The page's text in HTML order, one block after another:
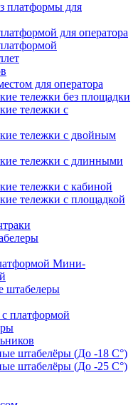
платформы для
для оператора
для оператора
тележки без площадки
тележки с
тележки с двойным
тележки с длинными
тележки с кабиной
тележки с площадкой
Мини-
штабелеры
платформой
штабелёры (До -18 C°)
штабелёры (До -25 C°)